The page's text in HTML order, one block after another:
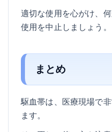
適切な使用を心がけ、
使用を中止しましょう。
まとめ
駆血帯は、医療現場で
ます。